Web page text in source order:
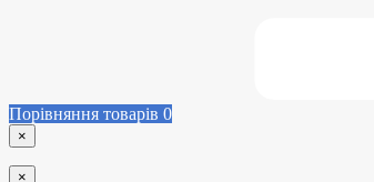
Порівняння товарів 0
×
×